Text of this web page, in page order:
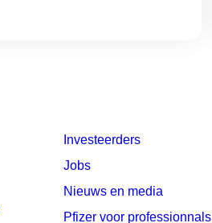
Investeerders
Jobs
Nieuws en media
Pfizer voor professionnals